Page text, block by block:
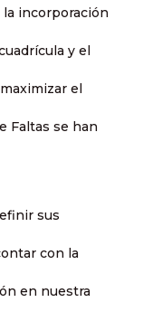
incorporación
y el
el
Faltas se han
sus
con la
en nuestra